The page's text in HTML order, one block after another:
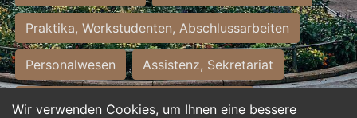
Wir verwenden Cookies, um Ihnen eine bessere
Praktika, Werkstudenten, Abschlussarbeiten
Personalwesen Assistenz, Sekretariat
Hilfskräfte, Aushilfs- und Nebenjobs